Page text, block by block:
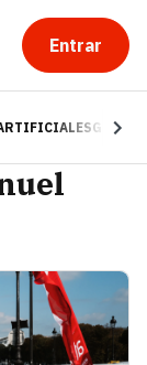
Entrar
ESG